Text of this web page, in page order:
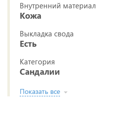
Внутренний материал
Кожа
Выкладка свода
Есть
Категория
Сандалии
Показать все